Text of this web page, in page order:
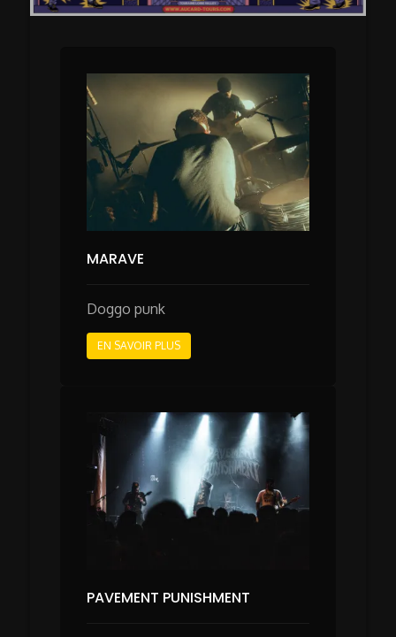
MARAVE
Doggo punk
EN SAVOIR PLUS
PAVEMENT PUNISHMENT